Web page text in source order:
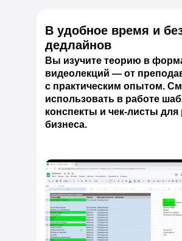
В удобное время и
дедлайнов
Вы изучите теорию в
видеолекций — от
с практическим опытом.
использовать в работе
конспекты и чек-листы для
бизнеса.